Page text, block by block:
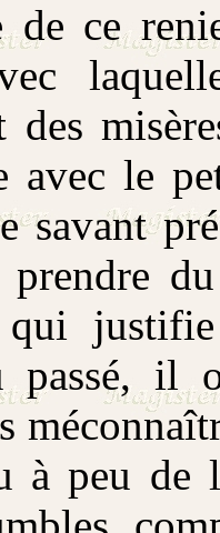
ce
des
avec le
savant
prendre
qui
passé, il
à peu de